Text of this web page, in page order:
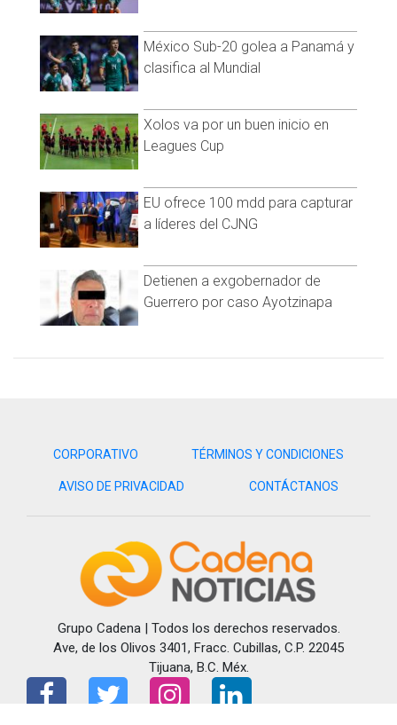
El funcionario también compartió datos positivos del sector
gastronómico y de actividades recreativas. De acuerdo con
información de Canirac Rosarito, los niveles de satisfacción
entre comensales y excursionistas alcanzaron un alto
porcentaje, reflejando un incremento en las ventas del 40 por
ciento durante la temporada vacacional.
Por su parte, el Observatorio Turístico reportó que el nivel de
como destino turístico.
Visita y accede a todo nuestro contenido |
@cadenanoticiasmx| TikTok:@CadenaNoticias
Whatsapp:@CadenaNoticias| Telegram:@CadenaNoticias
México Sub-20 golea a Panamá y
clasifica al Mundial
Xolos va por un buen inicio en
Leagues Cup
EU ofrece 100 mdd para capturar
a líderes del CJNG
Detienen a exgobernador de
Guerrero por caso Ayotzinapa
CORPORATIVO TÉRMINOS Y CONDICIONES
AVISO DE PRIVACIDAD CONTÁCTANOS
Grupo Cadena | Todos los derechos reservados.
Ave, de los Olivos 3401, Fracc. Cubillas, C.P. 22045
Tijuana, B.C. Méx.